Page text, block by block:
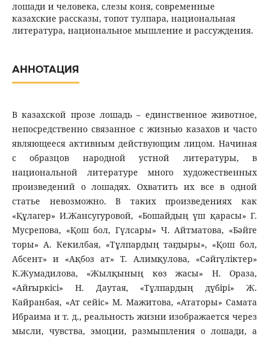
лошади и человека, слезы коня, современные
казахские рассказы, топот тулпара, национальная
литература, национальное мышление и рассуждения.
АННОТАЦИЯ
В казахской прозе лошадь – единственное животное,
непосредственно связанное с жизнью казахов и часто
являющееся активным действующим лицом. Начиная
с образцов народной устной литературы, в
национальной литературе много художественных
произведений о лошадях. Охватить их все в одной
статье невозможно. В таких произведениях как
«Құлагер» И.Жансугуровой, «Бошайдың үш қарасы» Г.
Мусрепова, «Қош бол, Гүлсары» Ч. Айтматова, «Бәйге
торы» А. Кекилбая, «Тұлпардың тағдыры», «Қош бол,
Абсент» и «Ақбоз ат» Т. Алимқулова, «Сәйгүліктер»
К.Жумадилова, «Жылқының көз жасы» Н. Ораза,
«Айғыркісі» Н. Даутая, «Тұлпардың дүбірі» Ж.
Кайранбая, «Ат сейіс» М. Мажитова, «Ататоры» Самата
Ибраима и т. д., реальность жизни изображается через
мысли, чувства, эмоции, размышления о лошади, а